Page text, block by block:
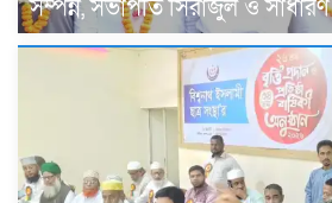
সম্পন্ন, সভাপতি সিরাজুল ও